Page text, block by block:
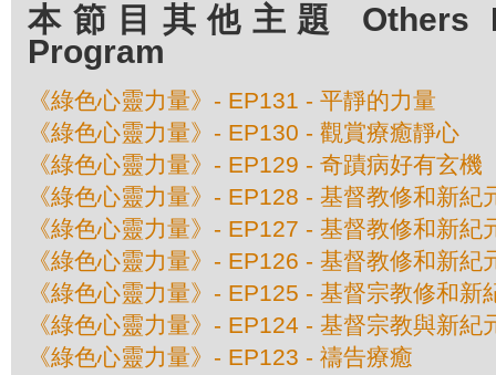
本節目其他主題 Others
Program
《綠色心靈力量》- EP131 - 平靜的力量
《綠色心靈力量》- EP130 - 觀賞療癒靜心
《綠色心靈力量》- EP129 - 奇蹟病好有玄機
《綠色心靈力量》- EP128 - 基督教修和新紀
《綠色心靈力量》- EP127 - 基督教修和新
《綠色心靈力量》- EP126 - 基督教修和新紀
《綠色心靈力量》- EP125 - 基督宗教修和新
《綠色心靈力量》- EP124 - 基督宗教與新紀
《綠色心靈力量》- EP123 - 禱告療癒